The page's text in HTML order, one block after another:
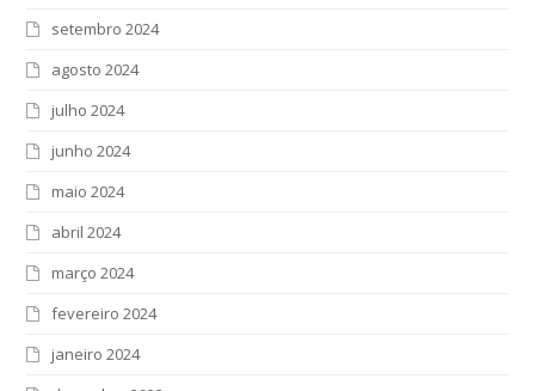
setembro 2024
agosto 2024
julho 2024
junho 2024
maio 2024
abril 2024
março 2024
fevereiro 2024
janeiro 2024